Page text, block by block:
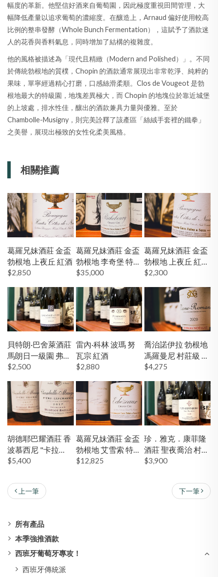
所有產品
本季強推酒款
西班牙葡萄牙專攻！
西班牙傳統派
幅度的革新。他堅信好酒來自葡萄園，因此極度重視田間管理，大
幅降低產量以追求葡萄的濃縮度。在釀造上，Arnaud 偏好使用較高
比例的整串發酵（Whole Bunch Fermentation），這賦予了酒款迷
人的花香與香料氣息，同時增加了結構的複雜度。
他的風格被描述為「現代且精緻（Modern and Polished）」。不同
於傳統勃根地的質樸，Chopin 的酒款通常展現出非常乾淨、純粹的
果味，單寧經過精心打磨，口感絲滑柔順。Clos de Vougeot 是勃
根地最大的特級園，地塊差異極大，而 Chopin 的地塊位於靠近城堡
的上坡處，排水性佳，釀出的酒款兼具力量與優雅。至於
Chambolle-Musigny，則完美詮釋了該產區「絲絨手套裡的鐵拳」
之美譽，展現出極致的女性化柔美風格。
相關推薦
葛羅兄妹酒莊 金盃
勃根地 上夜丘 紅酒
$2,850
葛羅兄妹酒莊 金盃
勃根地 李奇堡 特級
園 紅酒
$35,000
葛羅兄妹酒莊 金盃
勃根地 上夜丘 紅酒
19'
$2,300
貝特朗·巴舍萊酒莊
馬朗日一級園 弗希
耶 白酒
$2,500
雷內·科林 波瑪 努
瓦宗 紅酒
$2,880
喬治諾伊拉 勃根地
馮羅曼尼 村莊級 紅
酒
$4,275
胡德耶巴耀酒莊 香
波慕西尼 "卡拉
$5,400
葛羅兄妹酒莊 金盃
勃根地 艾雪索 特級
園 紅酒
$12,825
珍．雅克．康菲隆
酒莊 聖夜喬治 村莊
級 弗勒里耶 紅酒
$3,900
下一筆
上一筆